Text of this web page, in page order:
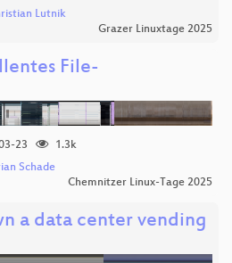
Lutnik
Grazer Linuxtage 2025
File-
23
1.3k
Schade
Chemnitzer Linux-Tage 2025
a data center vending